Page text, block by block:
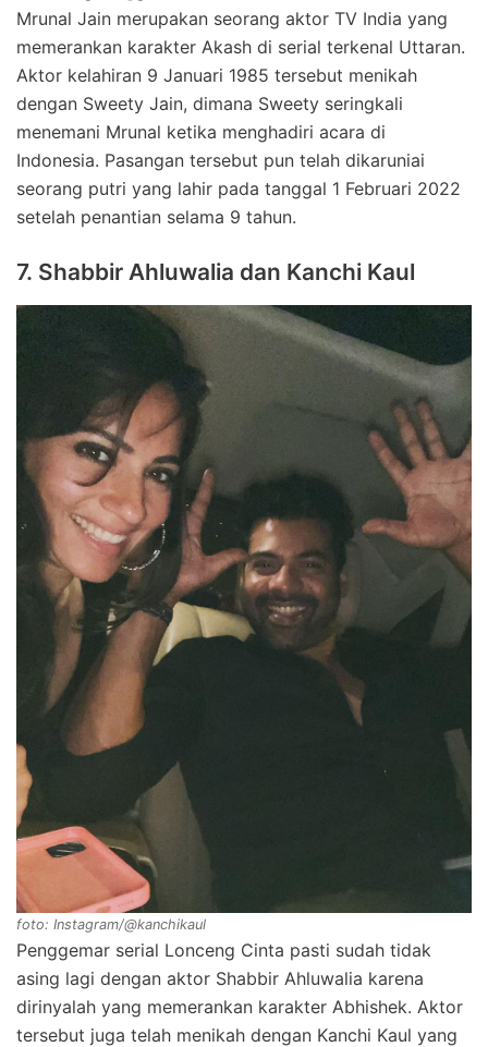
Mrunal Jain merupakan seorang aktor TV India yang
memerankan karakter Akash di serial terkenal Uttaran.
Aktor kelahiran 9 Januari 1985 tersebut menikah
dengan Sweety Jain, dimana Sweety seringkali
menemani Mrunal ketika menghadiri acara di
Indonesia. Pasangan tersebut pun telah dikaruniai
seorang putri yang lahir pada tanggal 1 Februari 2022
setelah penantian selama 9 tahun.
7. Shabbir Ahluwalia dan Kanchi Kaul
foto: Instagram/@kanchikaul
Penggemar serial Lonceng Cinta pasti sudah tidak
asing lagi dengan aktor Shabbir Ahluwalia karena
dirinyalah yang memerankan karakter Abhishek. Aktor
tersebut juga telah menikah dengan Kanchi Kaul yang